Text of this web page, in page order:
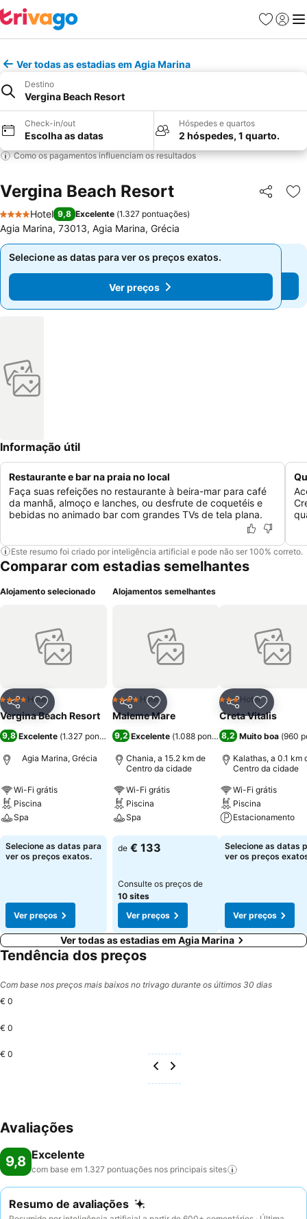
Favoritos
Iniciar
Ver todas as estadias em Agia Marina
Destino
Vergina Beach Resort
Check-in/out
Escolha as datas
Hóspedes e quartos
2 hóspedes, 1 quarto.
Como os pagamentos influenciam os resultados
Vergina Beach Resort Partilhar
4 Estrelas
Hotel 9,8 Excelente (1.327 pontuações)
Agia Marina, 73013, Agia Marina, Grécia
Selecione as datas para ver os preços exatos.
Ver preços
Selecione as datas para ver os preços exatos.
Ver preços
Informação útil
Restaurante e bar na praia no local
Faça suas refeições no restaurante à beira-mar para café
da manhã, almoço e lanches, ou desfrute de coquetéis e
bebidas no animado bar com grandes TVs de tela plana.
Este resumo foi criado por inteligência artificial e pode não ser 100% correto.
Comparar com estadias semelhantes
Alojamento selecionado
PartilharAdicionar aos favoritos
4 EstrelasHotel
Vergina Beach Resort
9,8 Excelente (1.327 pontuações)
Agia Marina, Grécia
Wi-Fi grátis
Piscina
Spa
Ver preços
Selecione as datas para
ver os preços exatos.
Ver preços
Alojamentos semelhantes
PartilharAdicionar aos favoritos
4 EstrelasHotel
Maleme Mare
9,2 Excelente (1.088 pontuações)
Chania, a 15.2 km de
Centro da cidade
Wi-Fi grátis
Piscina
Spa
Ver preços
de € 133
Consulte os preços de
10 sites
Ver preços
Partilhar
3 Estrelas
Hotel
Creta Vitalis
8,2 Muito boa (960
Kalathas, a 0.1 km
Centro da cidade
Wi-Fi grátis
Piscina
Estacionamento
Ver preços
Selecione as datas
ver os preços
Ver preços
Ver todas as estadias em Agia Marina
Tendência dos preços
Com base nos preços mais baixos no trivago durante os últimos 30 dias
€ 0
€ 0
€ 0
Avaliações
9,8 Excelente
com base em 1.327 pontuações nos principais sites
Resumo de avaliações